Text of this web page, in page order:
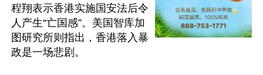
程翔表示香港实施国安法后令
人产生“亡国感”。美国智库加
图研究所则指出，香港落入暴
政是一场悲剧。